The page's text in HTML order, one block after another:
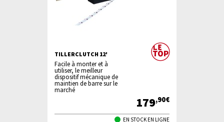
TILLERCLUTCH 12'
Facile à monter et à
utiliser, le meilleur
dispositif mécanique de
maintien de barre sur le
marché
179,90€
EN STOCK EN LIGNE